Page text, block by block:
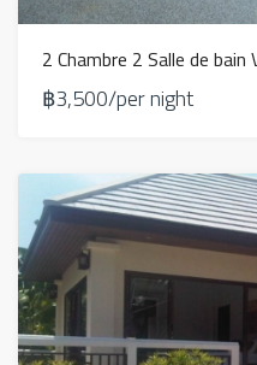
฿3,500/per night